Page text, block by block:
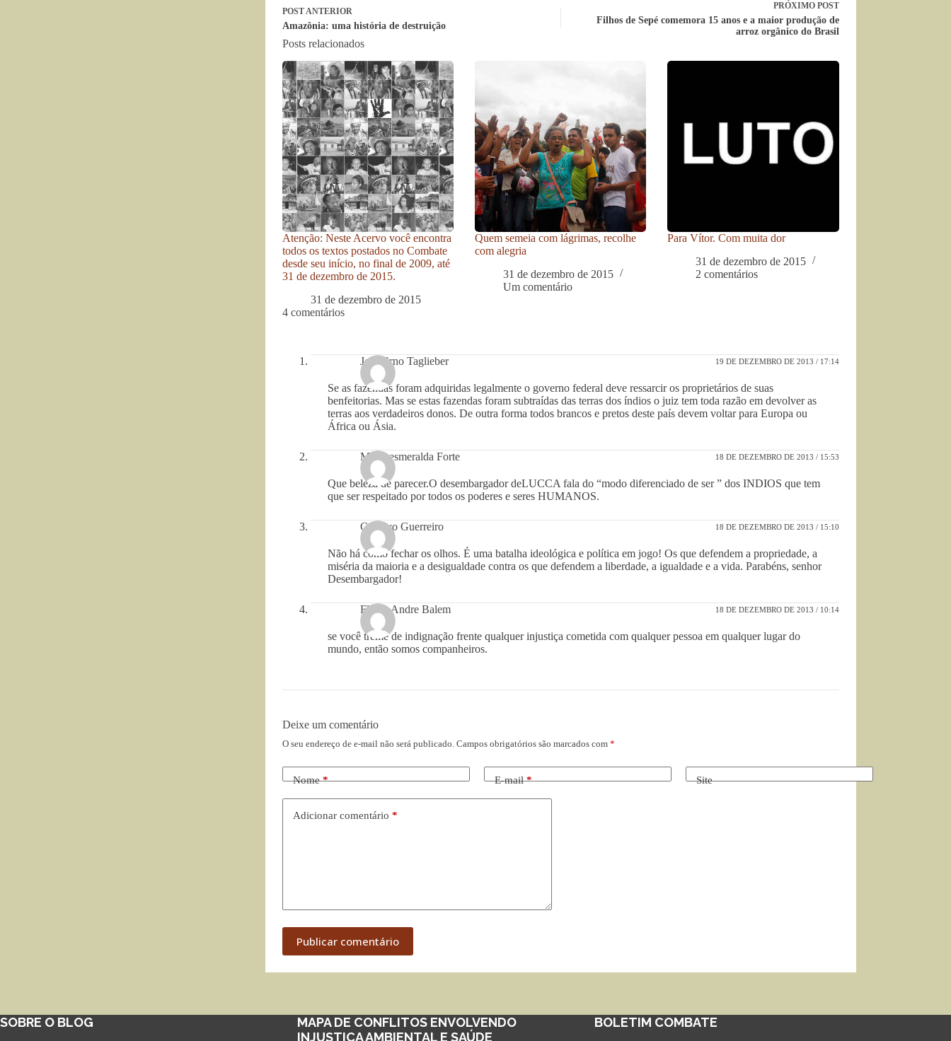
POSTANTERIOR
Amazônia: uma história de destruição
PRÓXIMO POST
Filhos de Sepé comemora 15 anos e a maior produção de
arroz orgânico do Brasil
Posts relacionados
Atenção: Neste Acervo você encontra
todos os textos postados no Combate
desde seu início, no final de 2009, até
31 de dezembro de 2015.
31 de dezembro de 2015
Quem semeia com lágrimas, recolhe
com alegria
31 de dezembro de 2015
Um comentário
Para Vítor. Com muita dor
31 de dezembro de 2015
2 comentários
4 comentários
José Erno Taglieber 19 DE DEZEMBRO DE 2013 / 17:14
Se as fazendas foram adquiridas legalmente o governo federal deve ressarcir os proprietários de suas
benfeitorias. Mas se estas fazendas foram subtraídas das terras dos índios o juiz tem toda razão em devolver as
terras aos verdadeiros donos. De outra forma todos brancos e pretos deste país devem voltar para Europa ou
África ou Ásia.
Maria esmeralda Forte 18 DE DEZEMBRO DE 2013 / 15:53
Que beleza de parecer.O desembargador deLUCCA fala do “modo diferenciado de ser ” dos INDIOS que tem
que ser respeitado por todos os poderes e seres HUMANOS.
Gustavo Guerreiro 18 DE DEZEMBRO DE 2013 / 15:10
Não há como fechar os olhos. É uma batalha ideológica e política em jogo! Os que defendem a propriedade, a
miséria da maioria e a desigualdade contra os que defendem a liberdade, a igualdade e a vida. Parabéns, senhor
Desembargador!
Flavio Andre Balem 18 DE DEZEMBRO DE 2013 / 10:14
se você treme de indignação frente qualquer injustiça cometida com qualquer pessoa em qualquer lugar do
mundo, então somos companheiros.
Deixe um comentário
O seu endereço de e-mail não será publicado. Campos obrigatórios são marcados com *
Nome* E-mail* Site
Adicionar comentário *
Publicar comentário
SOBRE O BLOG
MAPA DE CONFLITOS ENVOLVENDO
INJUSTIÇA AMBIENTAL E SAÚDE
BOLETIM COMBATE